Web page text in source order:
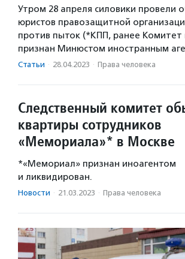
Утром 28 апреля силовики провели
юристов правозащитной
против пыток (*КПП, ранее Комитет
признан Минюстом иностранным
Статьи · 28.04.2023 · Права человека
Следственный комитет
квартиры сотрудников
«Мемориала»* в Москве
*«Мемориал» признан иноагентом
и ликвидирован.
Новости · 21.03.2023 · Права человека